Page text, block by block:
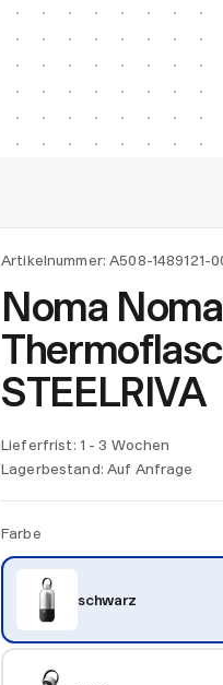
Artikelnummer:A508-1489121-
Noma
STEELRIVA
Lieferfrist: 1 - 3 Wochen
Lagerbestand: Auf Anfrage
Farbe
schwarz